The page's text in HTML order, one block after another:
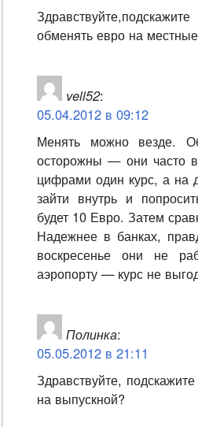
обменять евро на
vell52:
05.04.2012 в 09:12
Менять можно везде.
осторожны — они часто
цифрами один курс, а на
зайти внутрь и
будет 10 Евро. Затем
Надежнее в банках,
воскресенье они не
аэропорту — курс не
Полинка:
05.05.2012 в 21:11
Здравствуйте,
на выпускной?